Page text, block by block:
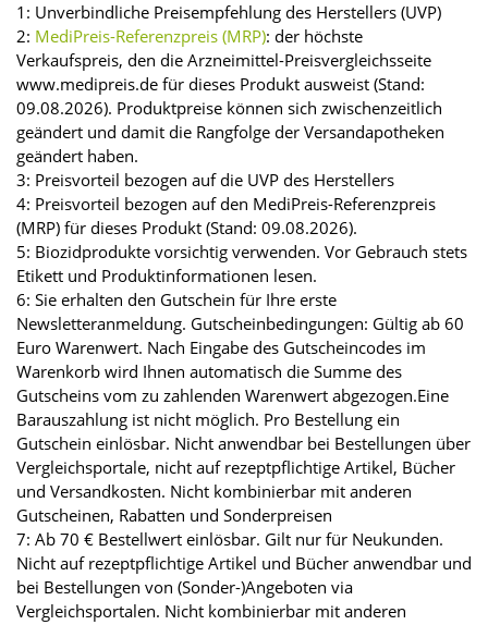
1: Unverbindliche Preisempfehlung des Herstellers (UVP)
2: MediPreis-Referenzpreis (MRP): der höchste
Verkaufspreis, den die Arzneimittel-Preisvergleichsseite
www.medipreis.de für dieses Produkt ausweist (Stand:
09.08.2026). Produktpreise können sich zwischenzeitlich
geändert und damit die Rangfolge der Versandapotheken
geändert haben.
3: Preisvorteil bezogen auf die UVP des Herstellers
4: Preisvorteil bezogen auf den MediPreis-Referenzpreis
(MRP) für dieses Produkt (Stand: 09.08.2026).
5: Biozidprodukte vorsichtig verwenden. Vor Gebrauch stets
Etikett und Produktinformationen lesen.
6: Sie erhalten den Gutschein für Ihre erste
Newsletteranmeldung. Gutscheinbedingungen: Gültig ab 60
Euro Warenwert. Nach Eingabe des Gutscheincodes im
Warenkorb wird Ihnen automatisch die Summe des
Gutscheins vom zu zahlenden Warenwert abgezogen.Eine
Barauszahlung ist nicht möglich. Pro Bestellung ein
Gutschein einlösbar. Nicht anwendbar bei Bestellungen über
Vergleichsportale, nicht auf rezeptpflichtige Artikel, Bücher
und Versandkosten. Nicht kombinierbar mit anderen
Gutscheinen, Rabatten und Sonderpreisen
7: Ab 70 € Bestellwert einlösbar. Gilt nur für Neukunden.
Nicht auf rezeptpflichtige Artikel und Bücher anwendbar und
bei Bestellungen von (Sonder-)Angeboten via
Vergleichsportalen. Nicht kombinierbar mit anderen